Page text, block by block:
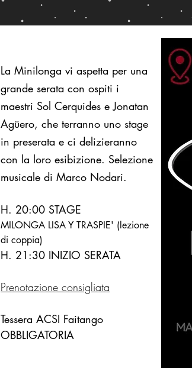
La Minilonga vi aspetta per una
grande serata con ospiti i
maestri Sol Cerquides e Jonatan
Agüero, che terranno uno stage
in preserata e ci delizieranno
con la loro esibizione. Selezione
musicale di Marco Nodari.
H. 20:00 STAGE
MILONGA LISA Y TRASPIE' (lezione
di coppia)
H. 21 :30 INIZIO SERATA
Prenotazione consigliata
Tessera ACSI Faitango
OBBLIGATORIA